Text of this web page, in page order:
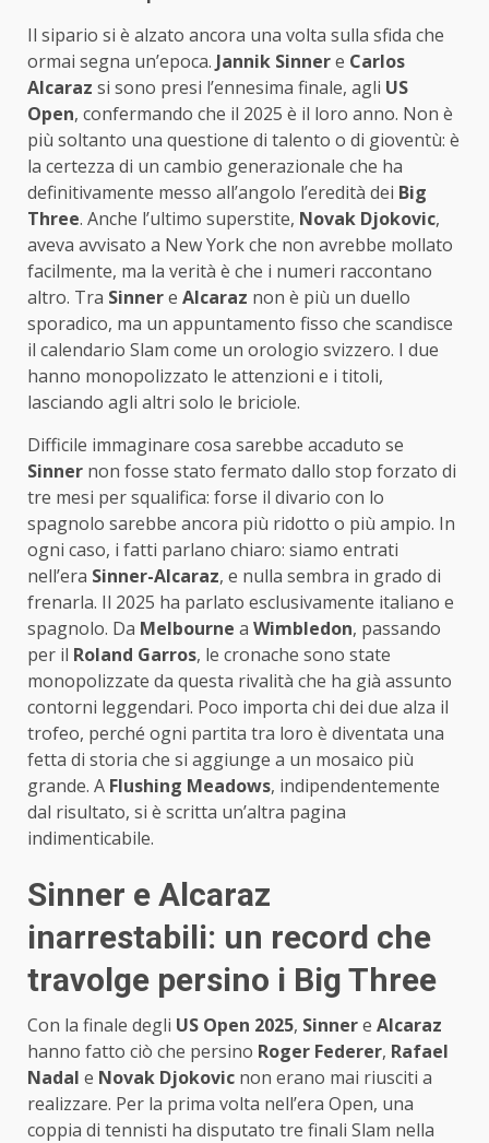
Il sipario si è alzato ancora una volta sulla sfida che
ormai segna un’epoca. Jannik Sinnere Carlos
Alcaraz si sono presi l’ennesima finale, agli US
Open, confermando che il 2025 è il loro anno. Non è
più soltanto una questione di talento o di gioventù: è
la certezza di un cambio generazionale che ha
definitivamente messo all’angolo l’eredità dei Big
Three. Anche l’ultimo superstite, Novak Djokovic,
aveva avvisato a New York che non avrebbe mollato
facilmente, ma la verità è che i numeri raccontano
altro. Tra Sinnere Alcaraz non è più un duello
sporadico, ma un appuntamento fisso che scandisce
il calendario Slam come un orologio svizzero. I due
hanno monopolizzato le attenzioni e i titoli,
lasciando agli altri solo le briciole.
Difficile immaginare cosa sarebbe accaduto se
Sinner non fosse stato fermato dallo stop forzato di
tre mesi per squalifica: forse il divario con lo
spagnolo sarebbe ancora più ridotto o più ampio. In
ogni caso, i fatti parlano chiaro: siamo entrati
nell’era Sinner-Alcaraz, e nulla sembra in grado di
frenarla. Il 2025 ha parlato esclusivamente italiano e
spagnolo. Da Melbourne a Wimbledon, passando
per il Roland Garros, le cronache sono state
monopolizzate da questa rivalità che ha già assunto
contorni leggendari. Poco importa chi dei due alza il
trofeo, perché ogni partita tra loro è diventata una
fetta di storia che si aggiunge a un mosaico più
grande. A Flushing Meadows, indipendentemente
dal risultato, si è scritta un’altra pagina
indimenticabile.
Sinner e Alcaraz
inarrestabili: un record che
travolge persino i Big Three
Con la finale degli US Open 2025, Sinnere Alcaraz
hanno fatto ciò che persino Roger Federer, Rafael
Nadal e Novak Djokovic non erano mai riusciti a
realizzare. Per la prima volta nell’era Open, una
coppia di tennisti ha disputato tre finali Slam nella